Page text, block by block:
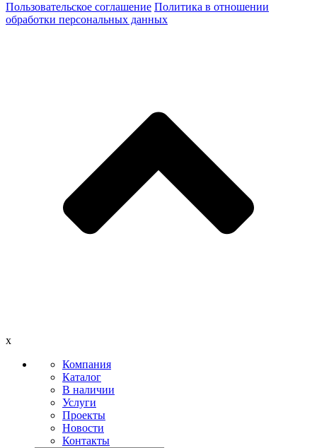
Пользовательское соглашение Политика в отношении
обработки персональных данных
x
Компания
Каталог
В наличии
Услуги
Проекты
Новости
Контакты